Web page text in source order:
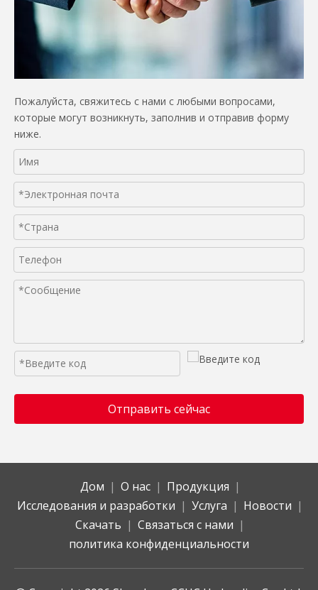
Пожалуйста, свяжитесь с нами с любыми вопросами,
которые могут возникнуть, заполнив и отправив форму
ниже.
Отправить сейчас
Дом | О нас | Продукция |
Исследования и разработки | Услуга | Новости |
Скачать | Связаться с нами |
политика конфиденциальности